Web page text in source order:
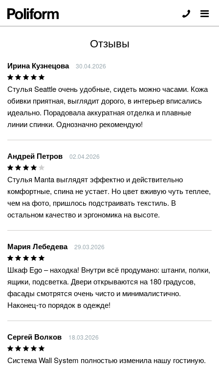
Отзывы
Ирина Кузнецова 30.04.2026
Стулья Seattle очень удобные, сидеть можно часами. Кожа
обивки приятная, выглядит дорого, в интерьер вписались
идеально. Порадовала аккуратная отделка и плавные
линии спинки. Однозначно рекомендую!
Андрей Петров 02.04.2026
Стулья Manta выглядят эффектно и действительно
комфортные, спина не устает. Но цвет вживую чуть теплее,
чем на фото, пришлось подстраивать текстиль. В
остальном качество и эргономика на высоте.
Мария Лебедева 29.03.2026
Шкаф Ego – находка! Внутри всё продумано: штанги, полки,
ящики, подсветка. Двери открываются на 180 градусов,
фасады смотрятся очень чисто и минималистично.
Наконец-то порядок в одежде!
Сергей Волков 18.03.2026
Система Wall System полностью изменила нашу гостиную.